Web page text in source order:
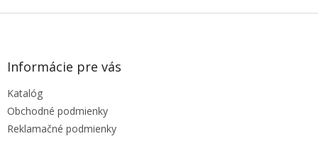
Z
Informácie pre vás
Katalóg
Obchodné podmienky
Reklamačné podmienky